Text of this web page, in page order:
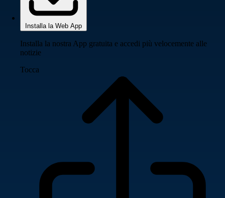
Installa la Web App
Installa la nostra App gratuita e accedi più velocemente alle
notizie
Tocca